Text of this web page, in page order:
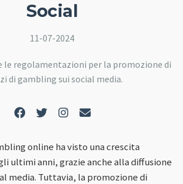
Social
11-07-2024
le regolamentazioni per la promozione di
di gambling sui social media.
online ha visto una crescita
ultimi anni, grazie anche alla diffusione
media. Tuttavia, la promozione di